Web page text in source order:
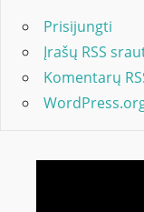
Prisijungti
Įrašų RSS
Komentarų